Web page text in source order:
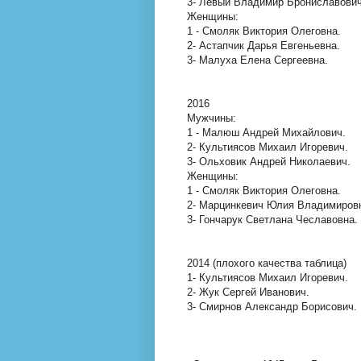
Женщины:
1 - Смоляк Виктория Олеговна.
2- Астапчик Дарья Евгеньевна.
3- Малуха Елена Сергеевна.
2016
Мужчины:
1 - Малюш Андрей Михайлович.
2- Культиясов Михаил Игоревич.
3- Ольховик Андрей Николаевич.
Женщины:
1 - Смоляк Виктория Олеговна.
2- Марцинкевич Юлия
3- Гончарук Светлана Чеславовна.
2014 (плохого качества таблица)
1- Культиясов Михаил Игоревич.
2- Жук Сергей Иванович.
3- Смирнов Александр Борисович.